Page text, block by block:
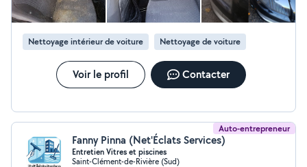
Nettoyage intérieur de voiture Nettoyage de voiture
Voir le profil Contacter
Auto-entrepreneur
Fanny Pinna (Net'Éclats Services)
Entretien Vitres et piscines
Saint-Clément-de-Rivière (Sud)